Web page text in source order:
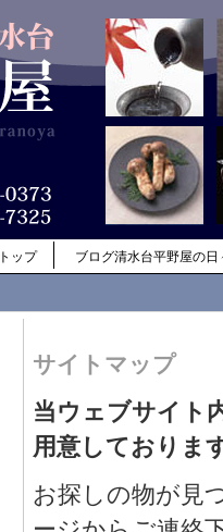
ップ ブログ清水台平野屋の日
サイトマップ
当ウェブサイト
用意しておりま
お探しの物が見